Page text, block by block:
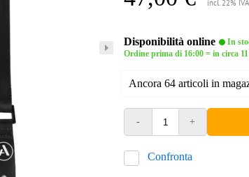
incl. 22% IVA
Disponibilità online
In
Ordine prima di 16:00 = in circa
Ancora 64 articoli in
- +
Confronta